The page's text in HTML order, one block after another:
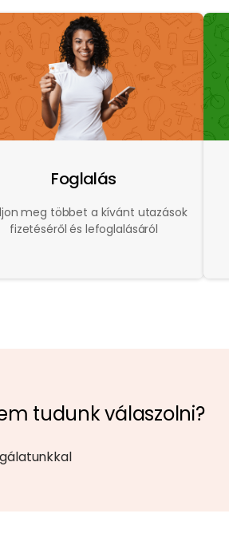
Foglalás
meg többet a kívánt utazások
fizetéséről és lefoglalásáról
tudunk válaszolni?